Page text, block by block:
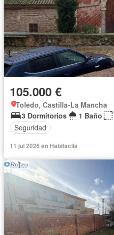
105.000 €
Toledo, Castilla-La Mancha
3 Dormitorios
1 Baño
Seguridad
11 jul 2026 en Habitaclia